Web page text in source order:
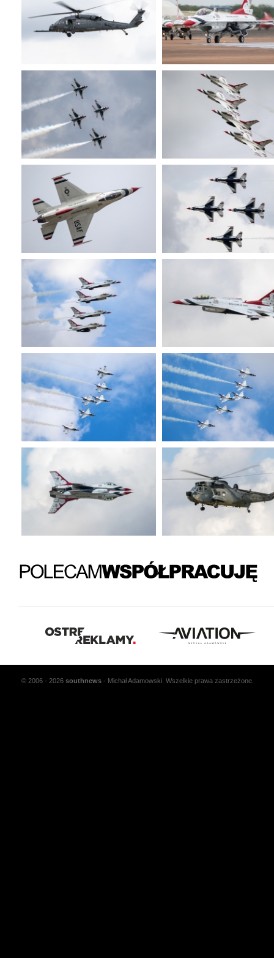
© 2006 - 2026 southnews - Michał Adamowski. Wszelkie prawa zastrzeżone.